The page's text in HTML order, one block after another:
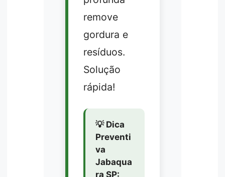
remove
gordura e
resíduos.
Solução
rápida!
💡 Dica
Preventi
va
Jabaqua
ra SP: